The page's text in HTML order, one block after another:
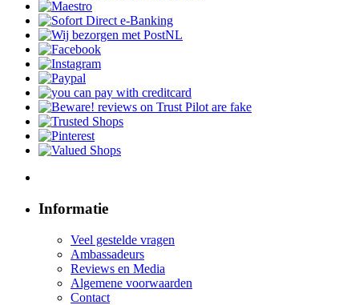
Informatie
Veel gestelde vragen
Ambassadeurs
Reviews en Media
Algemene voorwaarden
Contact